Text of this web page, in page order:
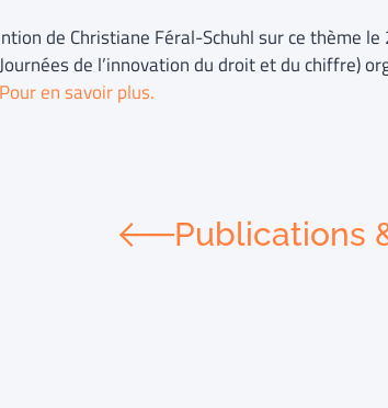
de Christiane Féral-Schuhl sur ce thème
de l’innovation du droit et du chiffre)
Pour en savoir plus.
Publications